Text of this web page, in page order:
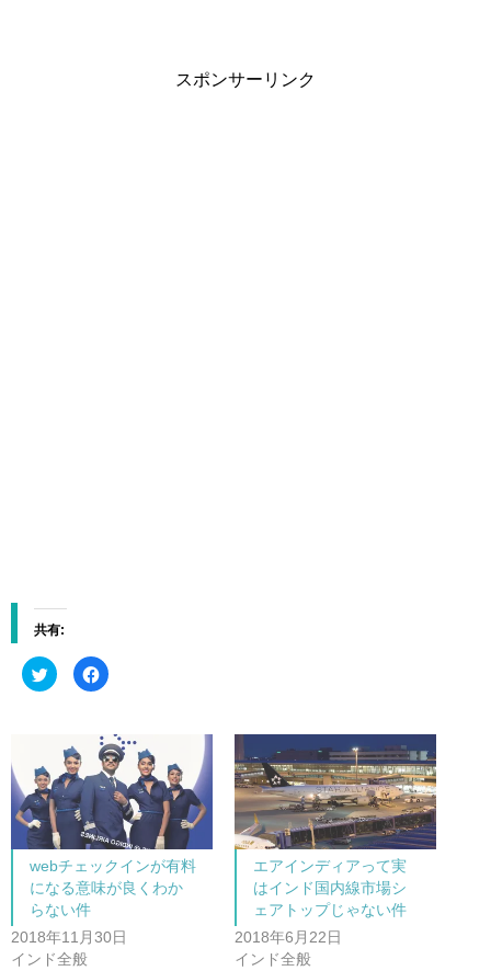
スポンサーリンク
共有:
ク
リ
i
t
t
e
r
で
共
有
(
新
し
い
ウ
ィ
ン
F
a
o
o
k
で
共
有
す
る
に
は
ク
リ
ッ
て
く
webチェックインが有料
になる意味が良くわか
らない件
2018年11月30日
インド全般
エアインディアって実
はインド国内線市場シ
ェアトップじゃない件
2018年6月22日
インド全般